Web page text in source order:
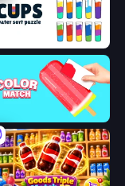
Cups - Water Sort Puzzle